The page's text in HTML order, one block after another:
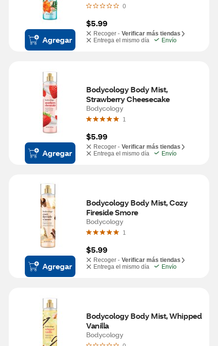
Agregar
0
$5.99
Recoger - Verificar más tiendas
Entrega el mismo día
Envío
Agregar
Bodycology Body Mist,
Strawberry Cheesecake
Bodycology
1
$5.99
Recoger - Verificar más tiendas
Entrega el mismo día
Envío
Agregar
Bodycology Body Mist, Cozy
Fireside Smore
Bodycology
1
$5.99
Recoger - Verificar más tiendas
Entrega el mismo día
Envío
Bodycology Body Mist, Whipped
Vanilla
Bodycology